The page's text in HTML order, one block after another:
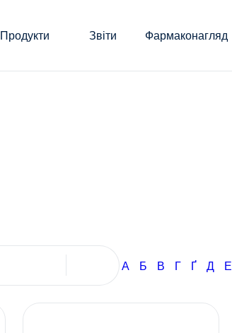
Продукти Звіти Фармаконагляд
А Б В Г Ґ Д Е